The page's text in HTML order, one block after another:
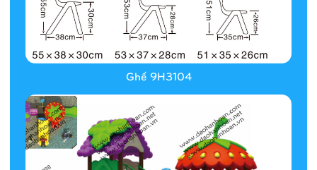
Ghế 9H3104